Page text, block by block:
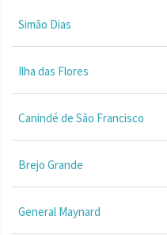
Simão Dias
Ilha das Flores
Canindé de São Francisco
Brejo Grande
General Maynard